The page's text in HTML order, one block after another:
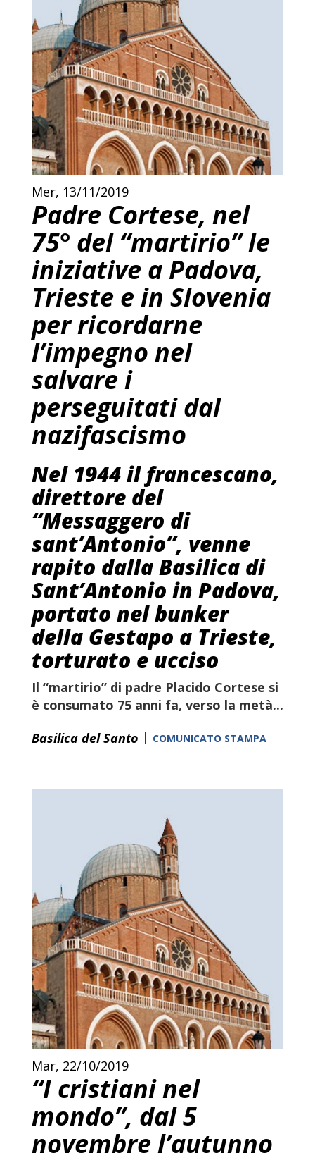
Mer, 13/11/2019
Padre Cortese, nel
75° del “martirio” le
iniziative a Padova,
Trieste e in Slovenia
per ricordarne
l’impegno nel
salvare i
perseguitati dal
nazifascismo
Nel 1944 il francescano,
direttore del
“Messaggero di
sant’Antonio”, venne
rapito dalla Basilica di
Sant’Antonio in Padova,
portato nel bunker
della Gestapo a Trieste,
torturato e ucciso
Il “martirio” di padre Placido Cortese si
è consumato 75 anni fa, verso la metà...
Basilica del Santo | COMUNICATO STAMPA
Mar, 22/10/2019
“I cristiani nel
mondo”, dal 5
novembre l’autunno